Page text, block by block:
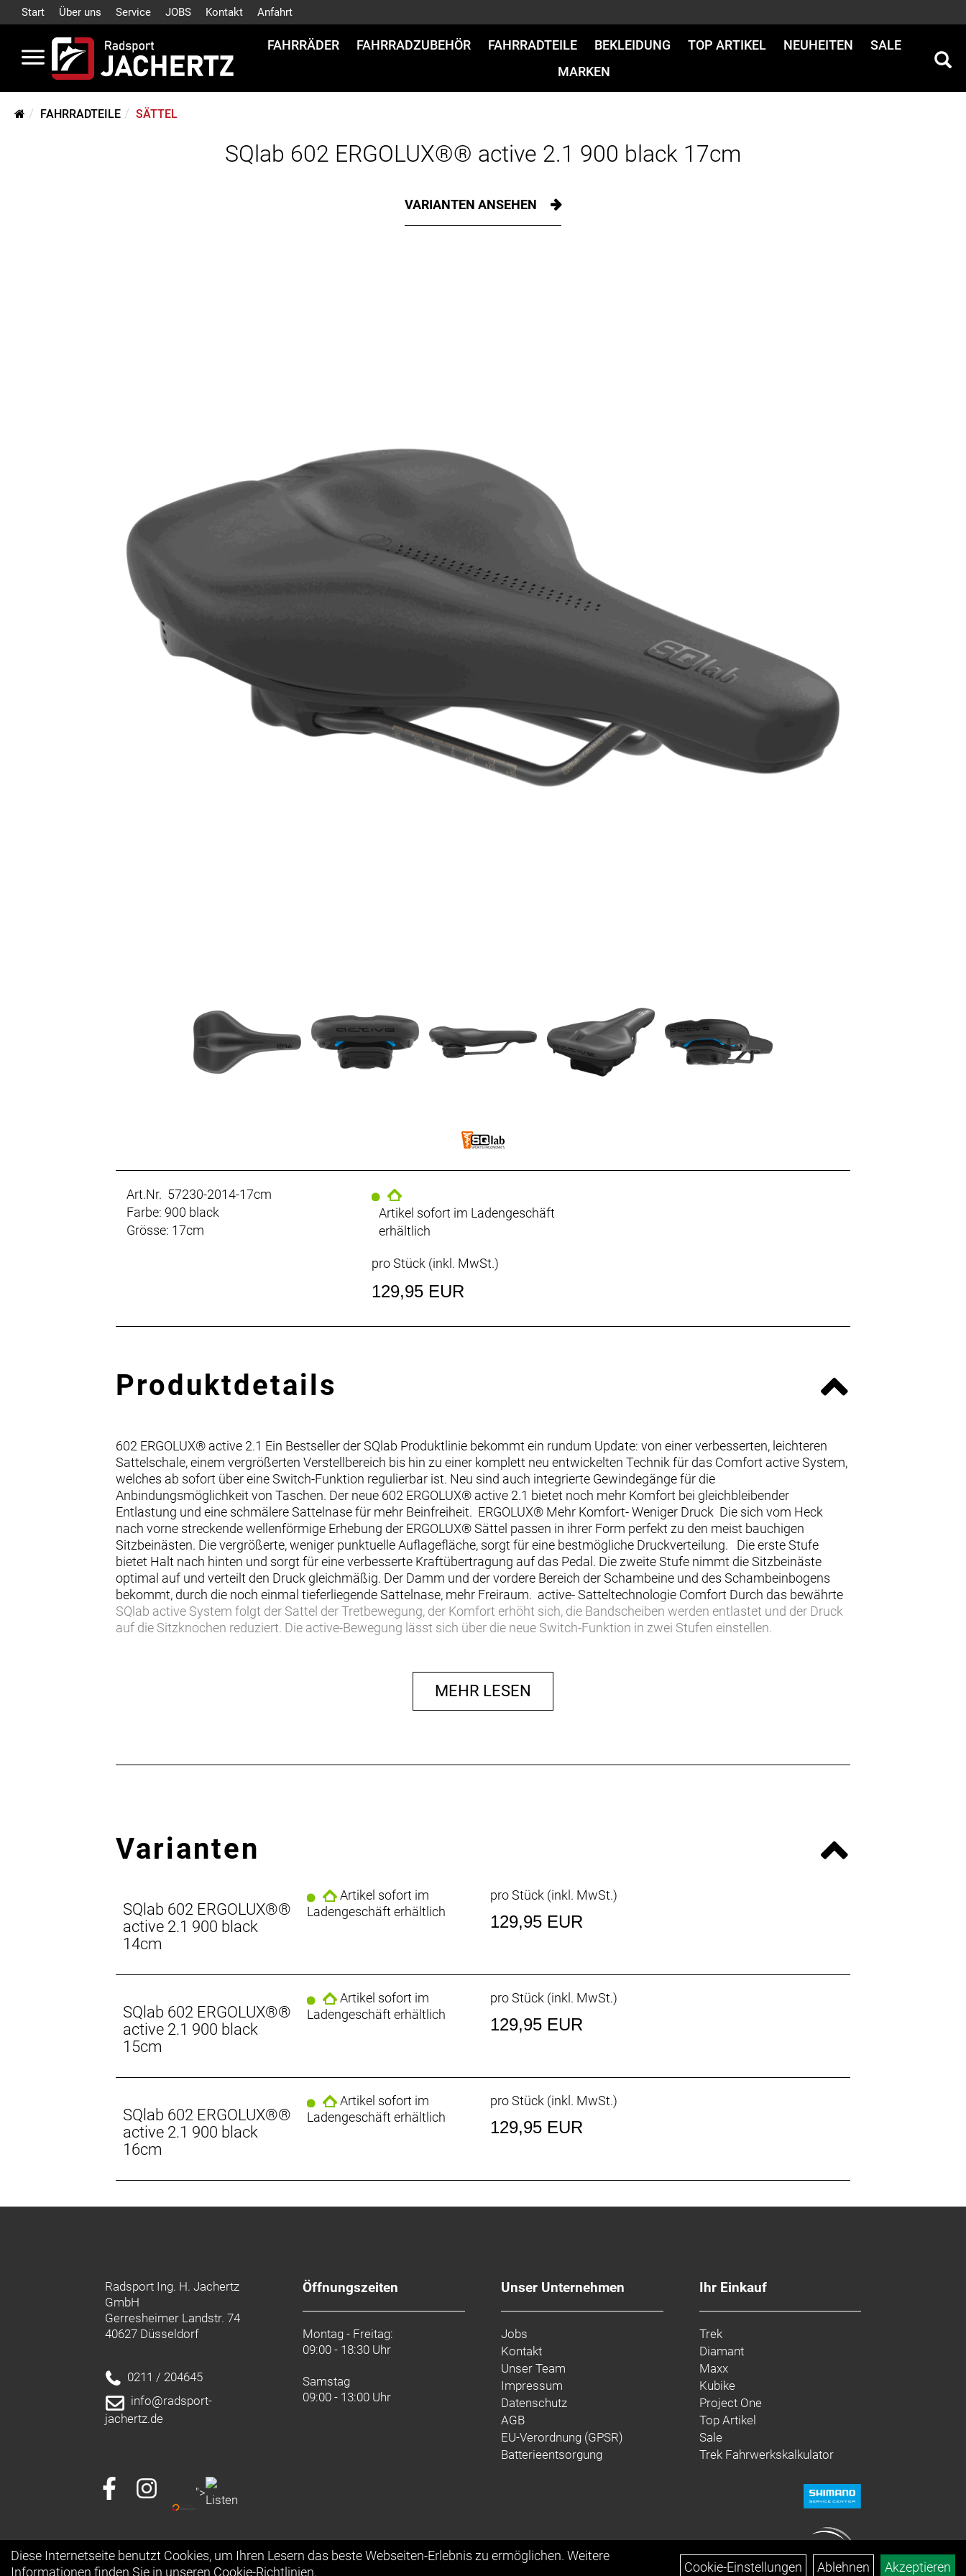
Start Über uns Service JOBS Kontakt Anfahrt
FAHRRÄDER FAHRRADZUBEHÖR FAHRRADTEILE BEKLEIDUNG TOP ARTIKEL NEUHEITEN
SALE
MARKEN
FAHRRADTEILE SÄTTEL
SQlab 602 ERGOLUX®® active 2.1 900 black 17cm
VARIANTEN ANSEHEN
Art.Nr. 57230-2014-17cm
Farbe: 900 black
Grösse: 17cm
Artikel sofort im Ladengeschäft
erhältlich
pro Stück (inkl. MwSt.)
129,95 EUR
Produktdetails
602 ERGOLUX® active 2.1 Ein Bestseller der SQlab Produktlinie bekommt ein rundum Update: von einer verbesserten, leichteren
Sattelschale, einem vergrößerten Verstellbereich bis hin zu einer komplett neu entwickelten Technik für das Comfort active System,
welches ab sofort über eine Switch-Funktion regulierbar ist. Neu sind auch integrierte Gewindegänge für die
Anbindungsmöglichkeit von Taschen. Der neue 602 ERGOLUX® active 2.1 bietet noch mehr Komfort bei gleichbleibender
Entlastung und eine schmälere Sattelnase für mehr Beinfreiheit. ERGOLUX® Mehr Komfort- Weniger Druck Die sich vom Heck
nach vorne streckende wellenförmige Erhebung der ERGOLUX® Sättel passen in ihrer Form perfekt zu den meist bauchigen
Sitzbeinästen. Die vergrößerte, weniger punktuelle Auflagefläche, sorgt für eine bestmögliche Druckverteilung. Die erste Stufe
bietet Halt nach hinten und sorgt für eine verbesserte Kraftübertragung auf das Pedal. Die zweite Stufe nimmt die Sitzbeinäste
optimal auf und verteilt den Druck gleichmäßig. Der Damm und der vordere Bereich der Schambeine und des Schambeinbogens
bekommt, durch die noch einmal tieferliegende Sattelnase, mehr Freiraum. active- Satteltechnologie Comfort Durch das bewährte
SQlab active System folgt der Sattel der Tretbewegung, der Komfort erhöht sich, die Bandscheiben werden entlastet und der Druck
auf die Sitzknochen reduziert. Die active-Bewegung lässt sich über die neue Switch-Funktion in zwei Stufen einstellen.
MEHR LESEN
Varianten
SQlab 602 ERGOLUX®®
active 2.1 900 black
14cm
Artikel sofort im
Ladengeschäft erhältlich
pro Stück (inkl. MwSt.)
129,95 EUR
SQlab 602 ERGOLUX®®
active 2.1 900 black
15cm
Artikel sofort im
Ladengeschäft erhältlich
pro Stück (inkl. MwSt.)
129,95 EUR
SQlab 602 ERGOLUX®®
active 2.1 900 black
16cm
Artikel sofort im
Ladengeschäft erhältlich
pro Stück (inkl. MwSt.)
129,95 EUR
Radsport Ing. H. Jachertz
GmbH
Gerresheimer Landstr. 74
40627 Düsseldorf
0211 / 204645
info@radsport-
jachertz.de
Öffnungszeiten
Montag - Freitag:
09:00 - 18:30 Uhr
Samstag
09:00 - 13:00 Uhr
Unser Unternehmen
Jobs
Kontakt
Unser Team
Impressum
Datenschutz
AGB
EU-Verordnung (GPSR)
Batterieentsorgung
Ihr Einkauf
Trek
Diamant
Maxx
Kubike
Project One
Top Artikel
Sale
Trek Fahrwerkskalkulator
">
Diese Internetseite benutzt Cookies, um Ihren Lesern das beste Webseiten-Erlebnis zu ermöglichen. Weitere
Informationen finden Sie in unseren Cookie-Richtlinien. Cookie-Einstellungen Ablehnen Akzeptieren